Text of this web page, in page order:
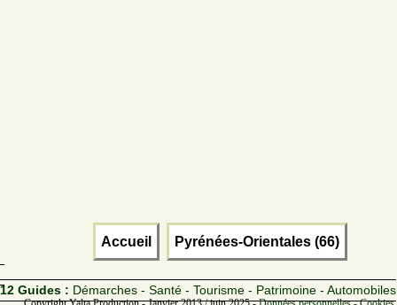
Accueil Pyrénées-Orientales (66)
12 Guides : Démarches - Santé - Tourisme - Patrimoine - Automobiles